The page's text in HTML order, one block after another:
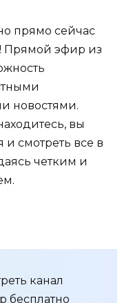
прямо сейчас
Прямой эфир из
новостями.
вы
смотреть все в
четким и
канал
бесплатно